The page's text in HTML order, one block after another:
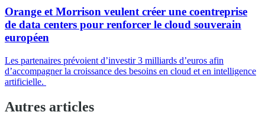
Orange et Morrison veulent créer une coentreprise
de data centers pour renforcer le cloud souverain
européen
Les partenaires prévoient d’investir 3 milliards d’euros afin
d’accompagner la croissance des besoins en cloud et en intelligence
artificielle.
Autres articles